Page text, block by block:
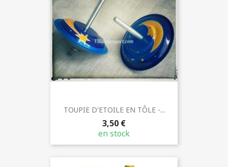
TOUPIE D'ETOILE EN TÔLE -...
3,50 €
en stock